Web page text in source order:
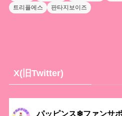
트리플에스
판타지보이즈
X(旧Twitter)
パッピンス❄ファンサ